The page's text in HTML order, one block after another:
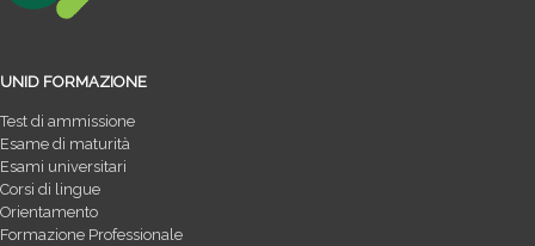
UNID FORMAZIONE
Test di ammissione
Esame di maturità
Esami universitari
Corsi di lingue
Orientamento
Formazione Professionale